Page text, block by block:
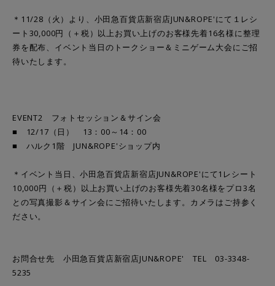
＊11/28（火）より、小田急百貨店新宿店JUN&ROPE'にて１レシ
ート30,000円（＋税）以上お買い上げのお客様先着16名様に整理
券を配布、イベント当日のトークショー＆ミニゲーム大会にご招
待いたします。
EVENT2 フォトセッション＆サイン会
■ 12/17（日） 13：00～14：00
■ ハルク1階 JUN&ROPE'ショップ内
＊イベント当日、小田急百貨店新宿店JUN&ROPE'にて1レシート
10,000円（＋税）以上お買い上げのお客様先着30名様をプロ3名
との写真撮影＆サイン会にご招待いたします。カメラはご持参く
ださい。
お問合せ先 小田急百貨店新宿店JUN&ROPE' TEL 03-3348-
5235